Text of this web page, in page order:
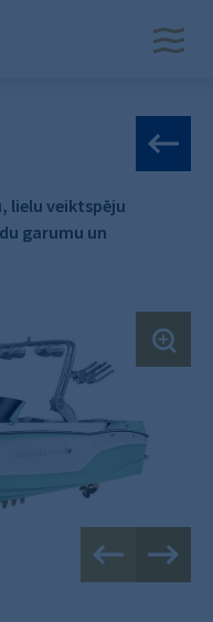
lielu veiktspēju
garumu un